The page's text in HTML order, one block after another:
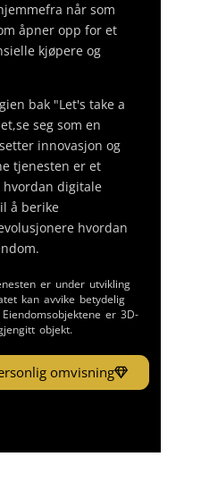
når som
åpner opp for et
kjøpere og
bak "Let's take a
seg som en
innovasjon og
tjenesten er et
hvordan digitale
å berike
hvordan
er under utvikling
kan avvike betydelig
er 3D-
objekt.
omvisning